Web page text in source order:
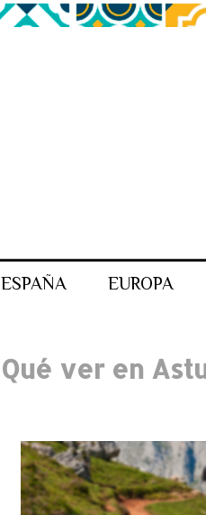
ESPAÑA EUROPA
Qué ver en